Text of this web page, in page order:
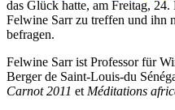
das Glück hatte, am Freitag,
Felwine Sarr zu treffen und ihn
befragen.
Felwine Sarr ist Professor für
Berger de Saint-Louis-du
Carnot 2011 et Méditations